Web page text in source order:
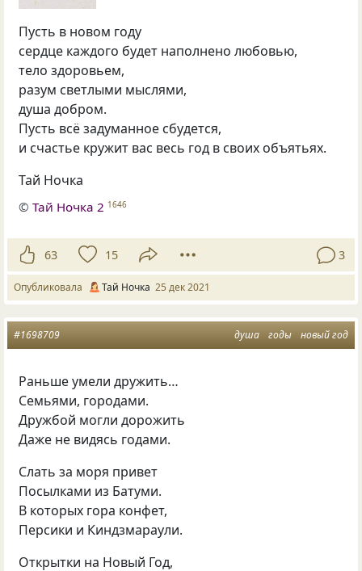
Пусть в новом году
сердце каждого будет наполнено любовью,
тело здоровьем,
разум светлыми мыслями,
душа добром.
Пусть всё задуманное сбудется,
и счастье кружит вас весь год в своих объятьях.
Тай Ночка
©Тай Ночка 2 1646
63 15 3
Опубликовала Тай Ночка 25 дек 2021
душа годы новый год
#1698709
Раньше умели дружить…
Семьями, городами.
Дружбой могли дорожить
Даже не видясь годами.
Слать за моря привет
Посылками из Батуми.
В которых гора конфет,
Персики и Киндзмараули.
Открытки на Новый Год,